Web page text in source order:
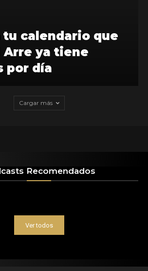
tu calendario que
Arre ya tiene
por día
Cargar más
Recomendados
Ver todos